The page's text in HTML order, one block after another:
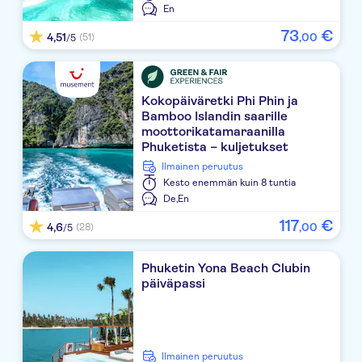
The Pavilions Phuket
Four Points by Sheraton Phuket Patong Beach Resort
Thavorn Palm Beach Resort
OZO Phuket
Two Villas Holiday, Onyx Style, Naiharn Beach
Mirage Express Patong Phuket Hotel
The Ashlee Heights Patong Hotel & Suites
Best Western Phuket Ocean Resort
Rattana Mansion
Deevana Plaza Phuket
En
4,51/5 (51) 73,00 €
Kokopäiväretki Phi Phin ja
Bamboo Islandin saarille
moottorikatamaraanilla
Phuketista – kuljetukset
saatavilla lisämaksusta
Ilmainen peruutus
Kesto enemmän kuin 8 tuntia
De,En
4,6/5 (28) 117,00 €
Phuketin Yona Beach Clubin
päiväpassi
Ilmainen peruutus